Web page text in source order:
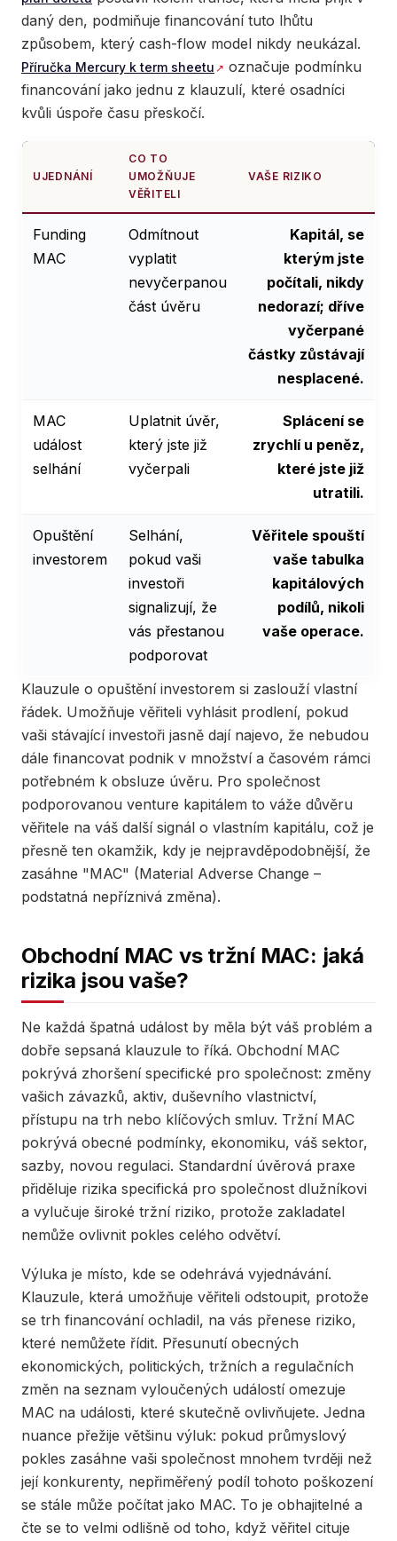
daný den, podmiňuje financování tuto lhůtu
způsobem, který cash-flow model nikdy neukázal.
Příručka Mercury k term sheetu
označuje podmínku
financování jako jednu z klauzulí, které osadníci
kvůli úspoře času přeskočí.
UJEDNÁNÍ
CO TO
UMOŽŇUJE
VĚŘITELI
VAŠE RIZIKO
Funding
MAC
Odmítnout
vyplatit
nevyčerpanou
část úvěru
Kapitál, se
kterým jste
počítali, nikdy
nedorazí; dříve
vyčerpané
částky zůstávají
nesplacené.
MAC
událost
selhání
Uplatnit úvěr,
který jste již
vyčerpali
Splácení se
zrychlí u peněz,
které jste již
utratili.
Opuštění
investorem
Selhání,
pokud vaši
investoři
signalizují, že
vás přestanou
podporovat
Věřitele spouští
vaše tabulka
kapitálových
podílů, nikoli
vaše operace.
Klauzule o opuštění investorem si zaslouží vlastní
řádek. Umožňuje věřiteli vyhlásit prodlení, pokud
vaši stávající investoři jasně dají najevo, že nebudou
dále financovat podnik v množství a časovém rámci
potřebném k obsluze úvěru. Pro společnost
podporovanou venture kapitálem to váže důvěru
věřitele na váš další signál o vlastním kapitálu, což je
přesně ten okamžik, kdy je nejpravděpodobnější, že
zasáhne "MAC" (Material Adverse Change –
podstatná nepříznivá změna).
Obchodní MAC vs tržní MAC: jaká
rizika jsou vaše?
Ne každá špatná událost by měla být váš problém a
dobře sepsaná klauzule to říká. Obchodní MAC
pokrývá zhoršení specifické pro společnost: změny
vašich závazků, aktiv, duševního vlastnictví,
přístupu na trh nebo klíčových smluv. Tržní MAC
pokrývá obecné podmínky, ekonomiku, váš sektor,
sazby, novou regulaci. Standardní úvěrová praxe
přiděluje rizika specifická pro společnost dlužníkovi
a vylučuje široké tržní riziko, protože zakladatel
nemůže ovlivnit pokles celého odvětví.
Výluka je místo, kde se odehrává vyjednávání.
Klauzule, která umožňuje věřiteli odstoupit, protože
se trh financování ochladil, na vás přenese riziko,
které nemůžete řídit. Přesunutí obecných
ekonomických, politických, tržních a regulačních
změn na seznam vyloučených událostí omezuje
MAC na události, které skutečně ovlivňujete. Jedna
nuance přežije většinu výluk: pokud průmyslový
pokles zasáhne vaši společnost mnohem tvrději než
její konkurenty, nepřiměřený podíl tohoto poškození
se stále může počítat jako MAC. To je obhajitelné a
čte se to velmi odlišně od toho, když věřitel cituje